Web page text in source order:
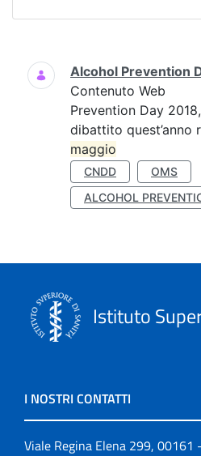
Ricerca
Alcohol Prevention
Contenuto Web
Prevention Day
dibattito quest’anno
maggio
CNDD
OMS
ALCOHOL
Istituto
I NOSTRI CONTATTI
Viale Regina Elena 299, 00161